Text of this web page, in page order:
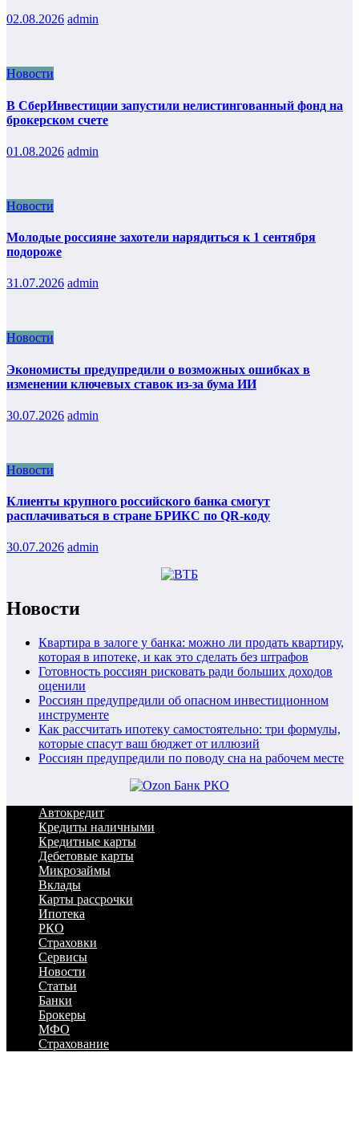
02.08.2026 admin
Новости
В СберИнвестиции запустили нелистингованный фонд на
брокерском счете
01.08.2026 admin
Новости
Молодые россияне захотели нарядиться к 1 сентября
подороже
31.07.2026 admin
Новости
Экономисты предупредили о возможных ошибках в
изменении ключевых ставок из-за бума ИИ
30.07.2026 admin
Новости
Клиенты крупного российского банка смогут
расплачиваться в стране БРИКС по QR-коду
30.07.2026 admin
Новости
Квартира в залоге у банка: можно ли продать квартиру,
которая в ипотеке, и как это сделать без штрафов
Готовность россиян рисковать ради больших доходов
оценили
Россиян предупредили об опасном инвестиционном
инструменте
Как рассчитать ипотеку самостоятельно: три формулы,
которые спасут ваш бюджет от иллюзий
Россиян предупредили по поводу сна на рабочем месте
Автокредит
Кредиты наличными
Кредитные карты
Дебетовые карты
Микрозаймы
Вклады
Карты рассрочки
Ипотека
РКО
Страховки
Сервисы
Новости
Статьи
Банки
Брокеры
МФО
Страхование